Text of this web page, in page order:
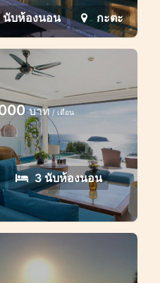
นับห้องนอน กะตะ
นอนพร้อมสระ
เลในกะตะ
บาท / เดือน
3 นับห้องนอน